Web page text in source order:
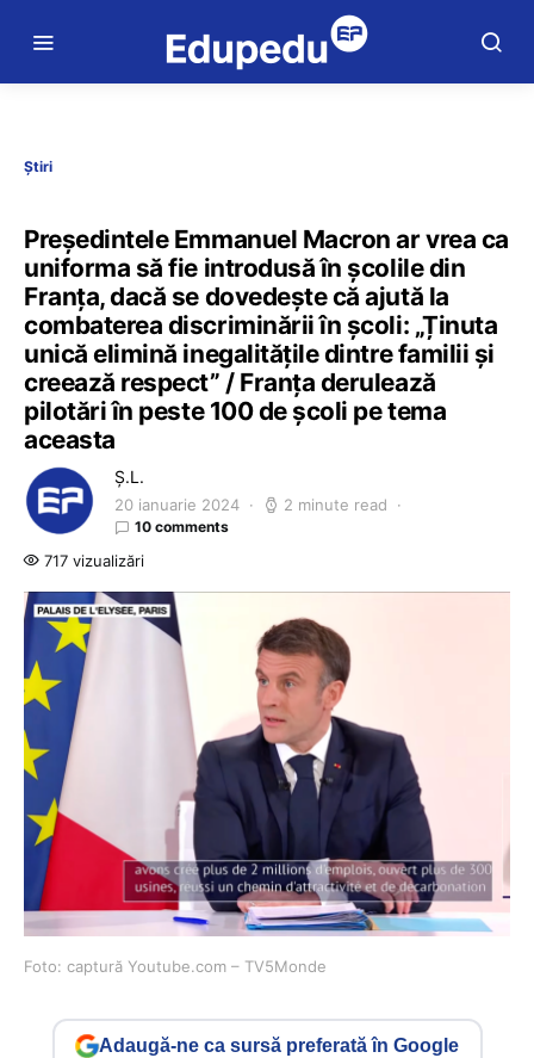
Știri
Președintele Emmanuel Macron ar vrea ca
uniforma să fie introdusă în școlile din
Franța, dacă se dovedește că ajută la
combaterea discriminării în școli: „Ținuta
unică elimină inegalitățile dintre familii și
creează respect” / Franța derulează
pilotări în peste 100 de școli pe tema
aceasta
Ș.L.
20 ianuarie 2024 2 minute read
10 comments
717 vizualizări
Foto: captură Youtube.com – TV5Monde
Adaugă-ne ca sursă preferată în Google